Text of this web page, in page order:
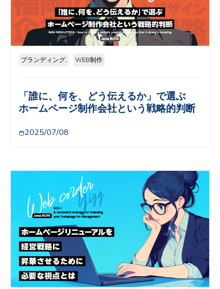
ブランディング, WEB制作
「誰に、何を、どう伝えるか」で選ぶ
ホームページ制作会社という戦略的判断
2025/07/08